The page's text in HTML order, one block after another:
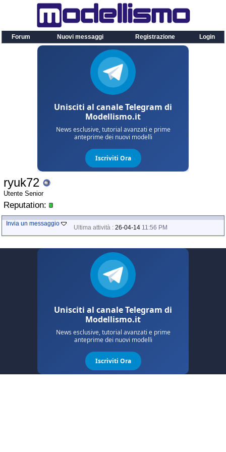
Forum Nuovi messaggi Registrazione Login
ryuk72
Utente Senior
Reputation:
Invia un messaggio
Ultima attività : 26-04-14 11:56 PM